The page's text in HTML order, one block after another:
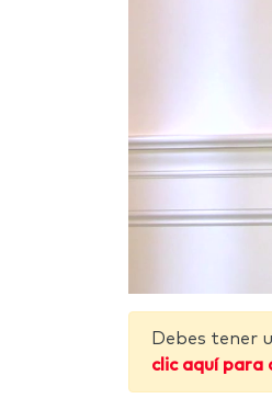
Debes tener
clic aquí para